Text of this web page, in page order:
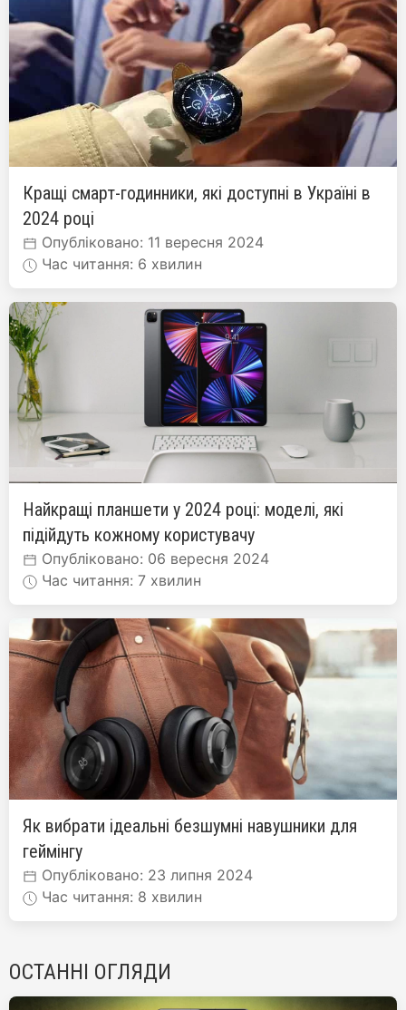
Кращі смарт-годинники, які доступні в Україні в
2024 році
Опубліковано: 11 вересня 2024
Час читання: 6 хвилин
Найкращі планшети у 2024 році: моделі, які
підійдуть кожному користувачу
Опубліковано: 06 вересня 2024
Час читання: 7 хвилин
Як вибрати ідеальні безшумні навушники для
геймінгу
Опубліковано: 23 липня 2024
Час читання: 8 хвилин
ОСТАННІ ОГЛЯДИ